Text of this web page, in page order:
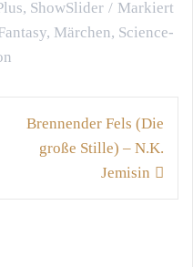
, ShowSlider
Markiert
, Märchen, Science-
Brennender Fels (Die
große Stille) – N.K.
Jemisin